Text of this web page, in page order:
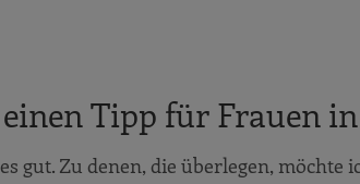
Tipp für Frauen
gut. Zu denen, die überlegen, möchte